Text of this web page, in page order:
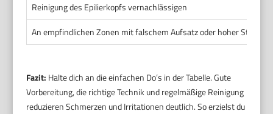
Reinigung des Epilierkopfs vernachlässigen
An empfindlichen Zonen mit falschem Aufsatz oder hoher Stufe
Fazit: Halte dich an die einfachen Do’s in der Tabelle. Gute
Vorbereitung, die richtige Technik und regelmäßige Reinigung
reduzieren Schmerzen und Irritationen deutlich. So erzielst du